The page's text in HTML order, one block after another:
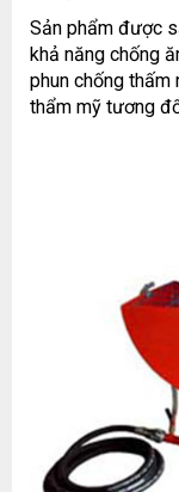
Sản phẩm được
khả năng chống
phun chống thấm
thẩm mỹ tương